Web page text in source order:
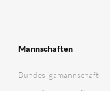
Mannschaften
Bundesligamannschaft